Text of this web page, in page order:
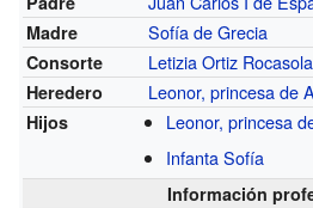
Madre Sofía de Grecia
Consorte Letizia Ortiz
Heredero Leonor, princesa de
Hijos
Leonor, princesa
Infanta Sofía
Información